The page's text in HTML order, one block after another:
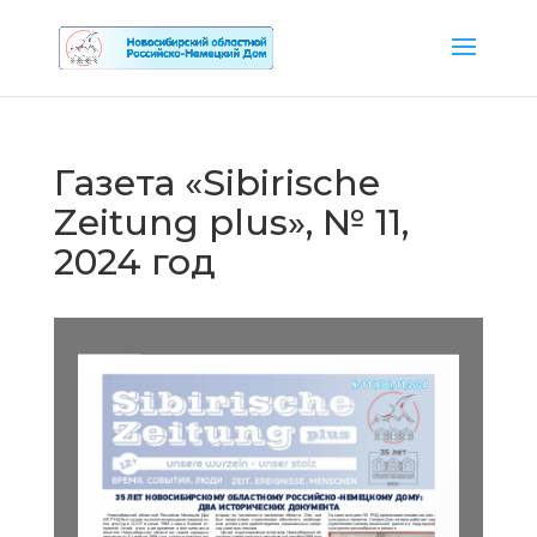
Газета «Sibirische
Zeitung plus», № 11,
2024 год